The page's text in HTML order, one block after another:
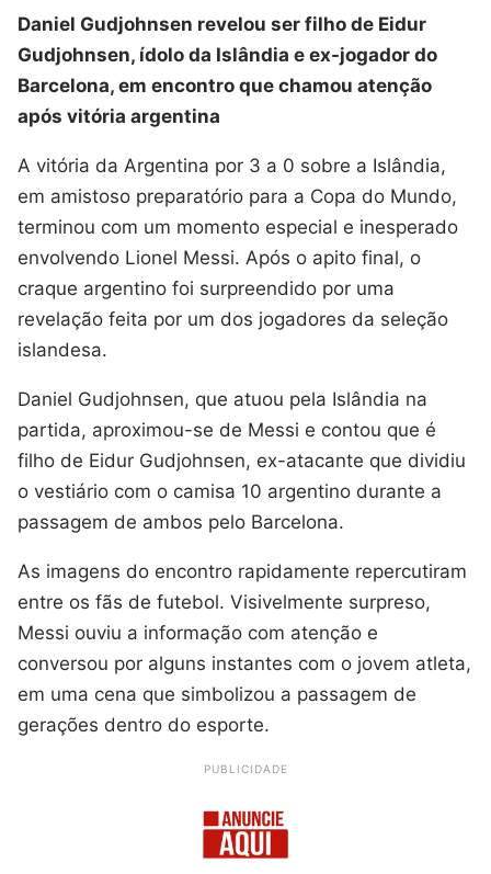
Daniel Gudjohnsen revelou ser filho de Eidur
Gudjohnsen, ídolo da Islândia e ex-jogador do
Barcelona, em encontro que chamou atenção
após vitória argentina
A vitória da Argentina por 3 a 0 sobre a Islândia,
em amistoso preparatório para a Copa do Mundo,
terminou com um momento especial e inesperado
envolvendo Lionel Messi. Após o apito final, o
craque argentino foi surpreendido por uma
revelação feita por um dos jogadores da seleção
islandesa.
Daniel Gudjohnsen, que atuou pela Islândia na
partida, aproximou-se de Messi e contou que é
filho de Eidur Gudjohnsen, ex-atacante que dividiu
o vestiário com o camisa 10 argentino durante a
passagem de ambos pelo Barcelona.
As imagens do encontro rapidamente repercutiram
entre os fãs de futebol. Visivelmente surpreso,
Messi ouviu a informação com atenção e
conversou por alguns instantes com o jovem atleta,
em uma cena que simbolizou a passagem de
gerações dentro do esporte.
PUBLICIDADE